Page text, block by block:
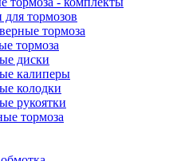
для тормозов
тормоза
тормоза
диски
калиперы
колодки
рукоятки
тормоза